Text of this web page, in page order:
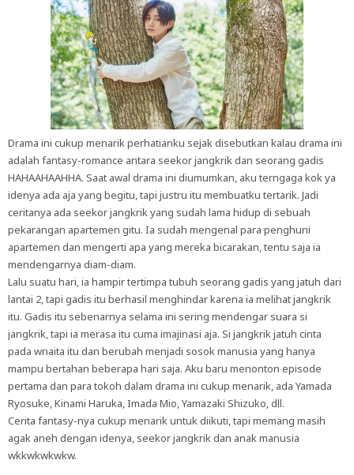
Drama ini cukup menarik perhatianku sejak disebutkan kalau drama ini
adalah fantasy-romance antara seekor jangkrik dan seorang gadis
HAHAAHAAHHA. Saat awal drama ini diumumkan, aku terngaga kok ya
idenya ada aja yang begitu, tapi justru itu membuatku tertarik. Jadi
ceritanya ada seekor jangkrik yang sudah lama hidup di sebuah
pekarangan apartemen gitu. Ia sudah mengenal para penghuni
apartemen dan mengerti apa yang mereka bicarakan, tentu saja ia
mendengarnya diam-diam.
Lalu suatu hari, ia hampir tertimpa tubuh seorang gadis yang jatuh dari
lantai 2, tapi gadis itu berhasil menghindar karena ia melihat jangkrik
itu. Gadis itu sebenarnya selama ini sering mendengar suara si
jangkrik, tapi ia merasa itu cuma imajinasi aja. Si jangkrik jatuh cinta
pada wnaita itu dan berubah menjadi sosok manusia yang hanya
mampu bertahan beberapa hari saja. Aku baru menonton episode
pertama dan para tokoh dalam drama ini cukup menarik, ada Yamada
Ryosuke, Kinami Haruka, Imada Mio, Yamazaki Shizuko, dll.
Cerita fantasy-nya cukup menarik untuk diikuti, tapi memang masih
agak aneh dengan idenya, seekor jangkrik dan anak manusia
wkkwkwkwkw.